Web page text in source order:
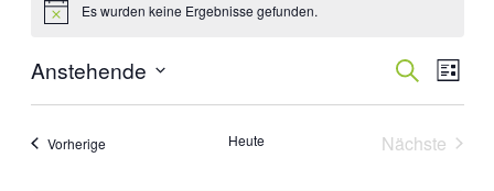
HinweisEs wurden keine Ergebnisse gefunden.
Suche
und
Suche
Liste
Anstehende
VorherigeVeranstaltungen Heute
Nächste